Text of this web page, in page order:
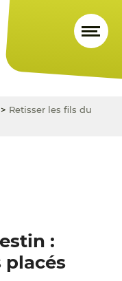
> Retisser les fils du
:
placés